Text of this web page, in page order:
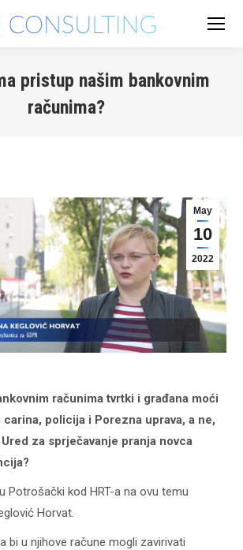
pristup našim bankovnim
računima?
May
10
2022
računima tvrtki i građana moći
carina, policija i Porezna uprava, a ne,
za sprječavanje pranja novca
Potrošački kod HRT-a na ovu temu
Horvat.
bi u njihove račune mogli zavirivati